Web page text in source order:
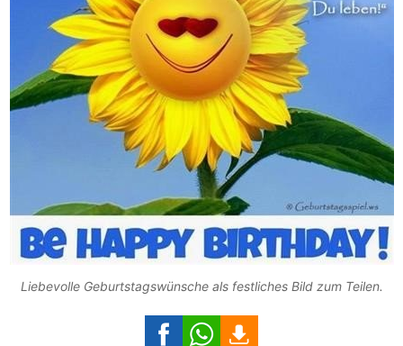
Liebevolle Geburtstagswünsche als festliches Bild zum Teilen.